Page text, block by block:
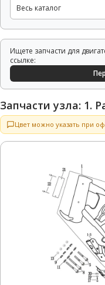
Весь каталог
Ищете запчасти для
ссылке:
Запчасти узла: 1.
Цвет можно указать при